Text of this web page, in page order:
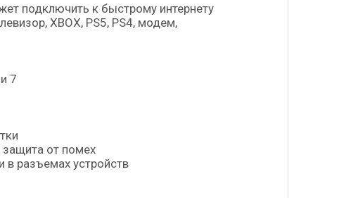
подключить к быстрому интернету
XBOX, PS5, PS4, модем,
7
от помех
разъемах устройств